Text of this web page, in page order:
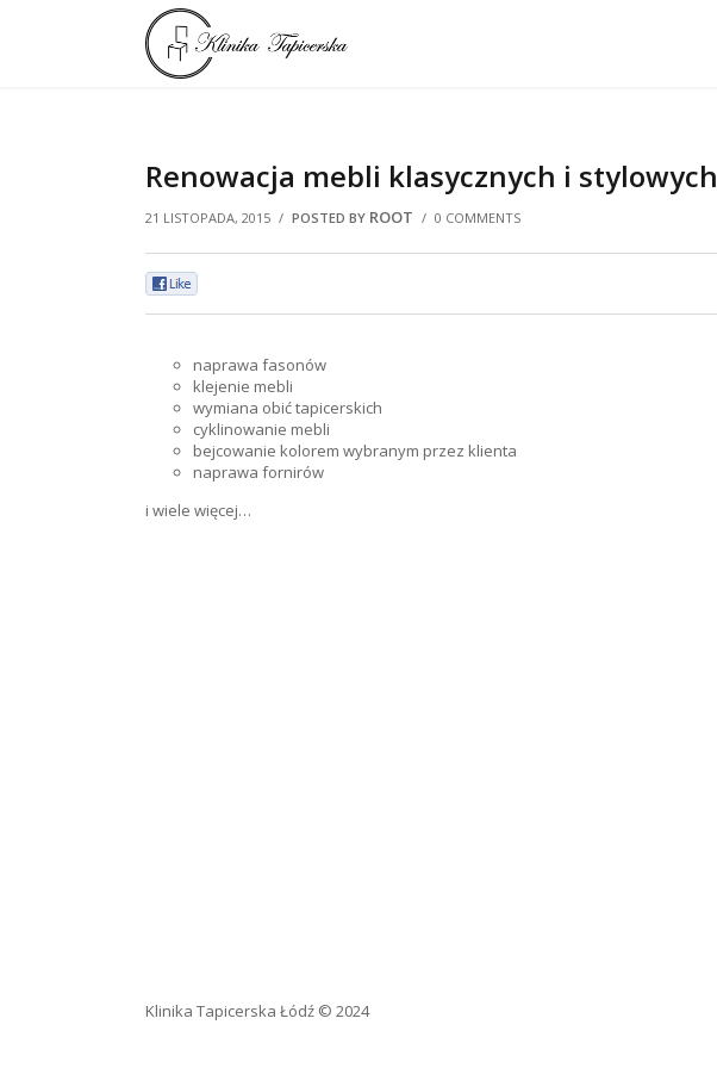
Renowacja mebli klasycznych i stylowych
21 LISTOPADA, 2015 / POSTED BY ROOT / 0 COMMENTS
naprawa fasonów
klejenie mebli
wymiana obić tapicerskich
cyklinowanie mebli
bejcowanie kolorem wybranym przez klienta
naprawa fornirów
i wiele więcej…
Klinika Tapicerska Łódź © 2024